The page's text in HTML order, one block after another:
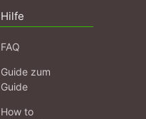
Hilfe
FAQ
Guide zum
Guide
How to